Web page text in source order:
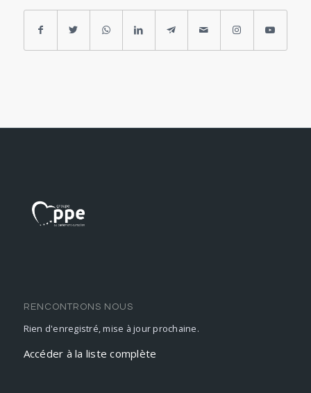
RENCONTRONS NOUS
Rien d'enregistré, mise à jour prochaine.
Accéder à la liste complète